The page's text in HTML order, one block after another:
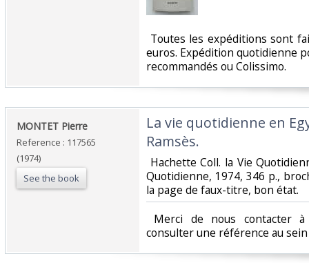
Toutes les expéditions sont
euros. Expédition quotidienne
recommandés ou Colissimo. ‎
‎MONTET Pierre‎
Reference : 117565
(1974)
See the book
‎La vie quotidienne en
Ramsès.‎
Hachette Coll. la Vie
Quotidienne, 1974, 346 p.,
la page de faux-titre, bon état.‎
Merci de nous contacter
consulter une référence au